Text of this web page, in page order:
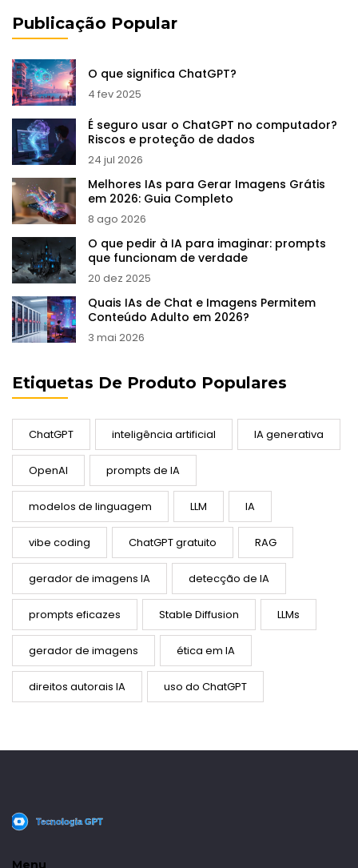
Publicação Popular
O que significa ChatGPT?
4 fev 2025
É seguro usar o ChatGPT no computador?
Riscos e proteção de dados
24 jul 2026
Melhores IAs para Gerar Imagens Grátis
em 2026: Guia Completo
8 ago 2026
O que pedir à IA para imaginar: prompts
que funcionam de verdade
20 dez 2025
Quais IAs de Chat e Imagens Permitem
Conteúdo Adulto em 2026?
3 mai 2026
Etiquetas De Produto Populares
ChatGPT inteligência artificial IA generativa
OpenAI prompts de IA
modelos de linguagem LLM IA
vibe coding ChatGPT gratuito RAG
gerador de imagens IA detecção de IA
prompts eficazes Stable Diffusion LLMs
gerador de imagens ética em IA
direitos autorais IA uso do ChatGPT
Menu